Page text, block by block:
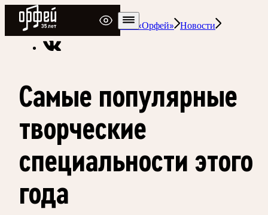
Радио Орфей
Радио классической музыки «Орфей» Новости
Самые популярные
творческие
специальности этого
года